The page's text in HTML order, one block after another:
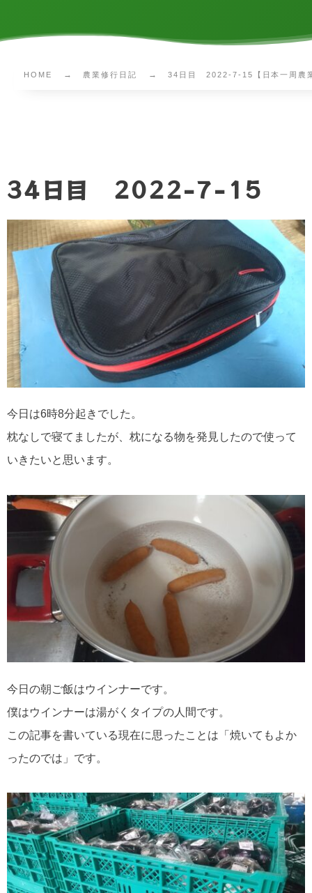
HOME 農業修行日記 34日目 2022-7-15【日本一周農
34日目 2022-7-15
⁡今日は6時8分起きでした。⁡
枕なしで寝てましたが、枕になる物を発見したので使って
いきたいと思います。⁡
今日の朝ご飯はウインナーです。
僕はウインナーは湯がくタイプの人間です。
この記事を書いている現在に思ったことは「焼いてもよか
ったのでは」です。